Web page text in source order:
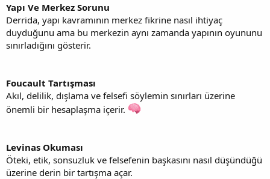
Yapı Ve Merkez Sorunu
Derrida, yapı kavramının merkez fikrine nasıl ihtiyaç
duyduğunu ama bu merkezin aynı zamanda yapının oyununu
sınırladığını gösterir.
Foucault Tartışması
Akıl, delilik, dışlama ve felsefi söylemin sınırları üzerine
önemli bir hesaplaşma içerir.
Levinas Okuması
Öteki, etik, sonsuzluk ve felsefenin başkasını nasıl düşündüğü
üzerine derin bir tartışma açar.